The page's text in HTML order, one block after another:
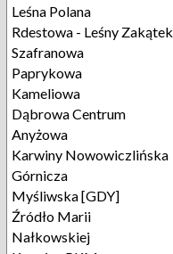
Leśna Polana
Rdestowa - Leśny Zakątek
Szafranowa
Paprykowa
Kameliowa
Dąbrowa Centrum
Anyżowa
Karwiny Nowowiczlińska
Górnicza
Myśliwska [GDY]
Źródło Marii
Nałkowskiej